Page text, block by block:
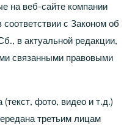
на веб-сайте компании
с Законом об
в актуальной редакции,
связанными правовыми
фото, видео и т.д.)
третьим лицам